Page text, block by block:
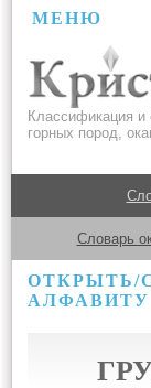
МЕНЮ
Классификация и
горных пород,
Словарь
ОТКРЫТЬ/
АЛФАВИТУ